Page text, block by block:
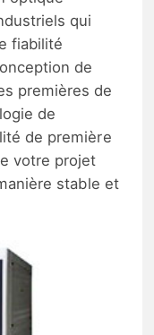
qui
fiabilité
de
premières de
de
de première
votre projet
stable et